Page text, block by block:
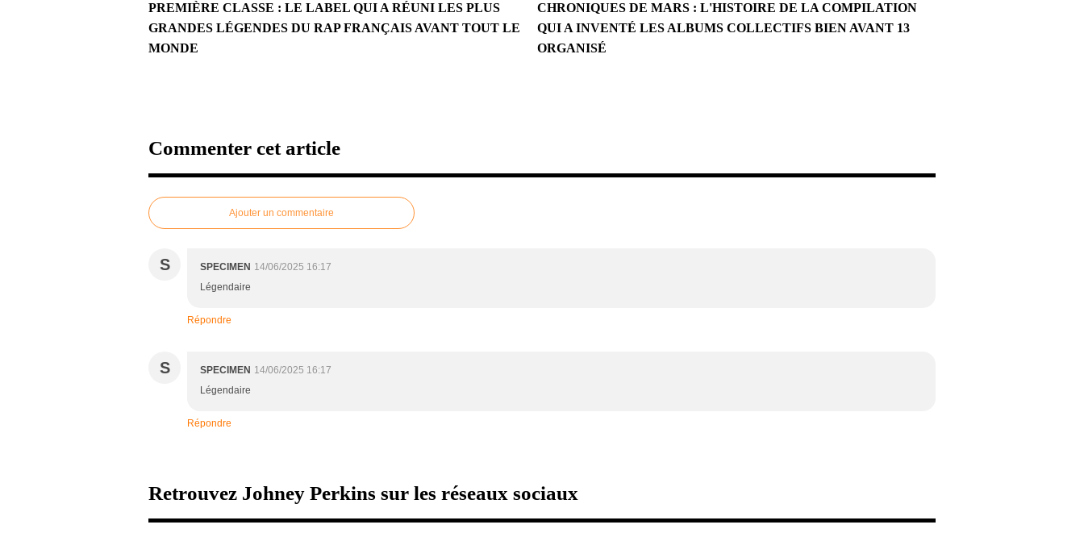
PREMIÈRE CLASSE : LE LABEL QUI A RÉUNI LES PLUS
GRANDES LÉGENDES DU RAP FRANÇAIS AVANT TOUT LE
MONDE
CHRONIQUES DE MARS : L'HISTOIRE DE LA COMPILATION
QUI A INVENTÉ LES ALBUMS COLLECTIFS BIEN AVANT 13
ORGANISÉ
Commenter cet article
Ajouter un commentaire
S SPECIMEN 14/06/2025 16:17
Légendaire
Répondre
S SPECIMEN 14/06/2025 16:17
Légendaire
Répondre
Retrouvez Johney Perkins sur les réseaux sociaux